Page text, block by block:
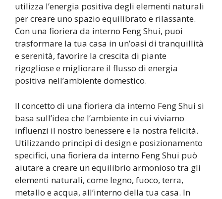
utilizza l’energia positiva degli elementi naturali
per creare uno spazio equilibrato e rilassante.
Con una fioriera da interno Feng Shui, puoi
trasformare la tua casa in un’oasi di tranquillità
e serenità, favorire la crescita di piante
rigogliose e migliorare il flusso di energia
positiva nell’ambiente domestico.
Il concetto di una fioriera da interno Feng Shui si
basa sull’idea che l’ambiente in cui viviamo
influenzi il nostro benessere e la nostra felicità.
Utilizzando principi di design e posizionamento
specifici, una fioriera da interno Feng Shui può
aiutare a creare un equilibrio armonioso tra gli
elementi naturali, come legno, fuoco, terra,
metallo e acqua, all’interno della tua casa. In